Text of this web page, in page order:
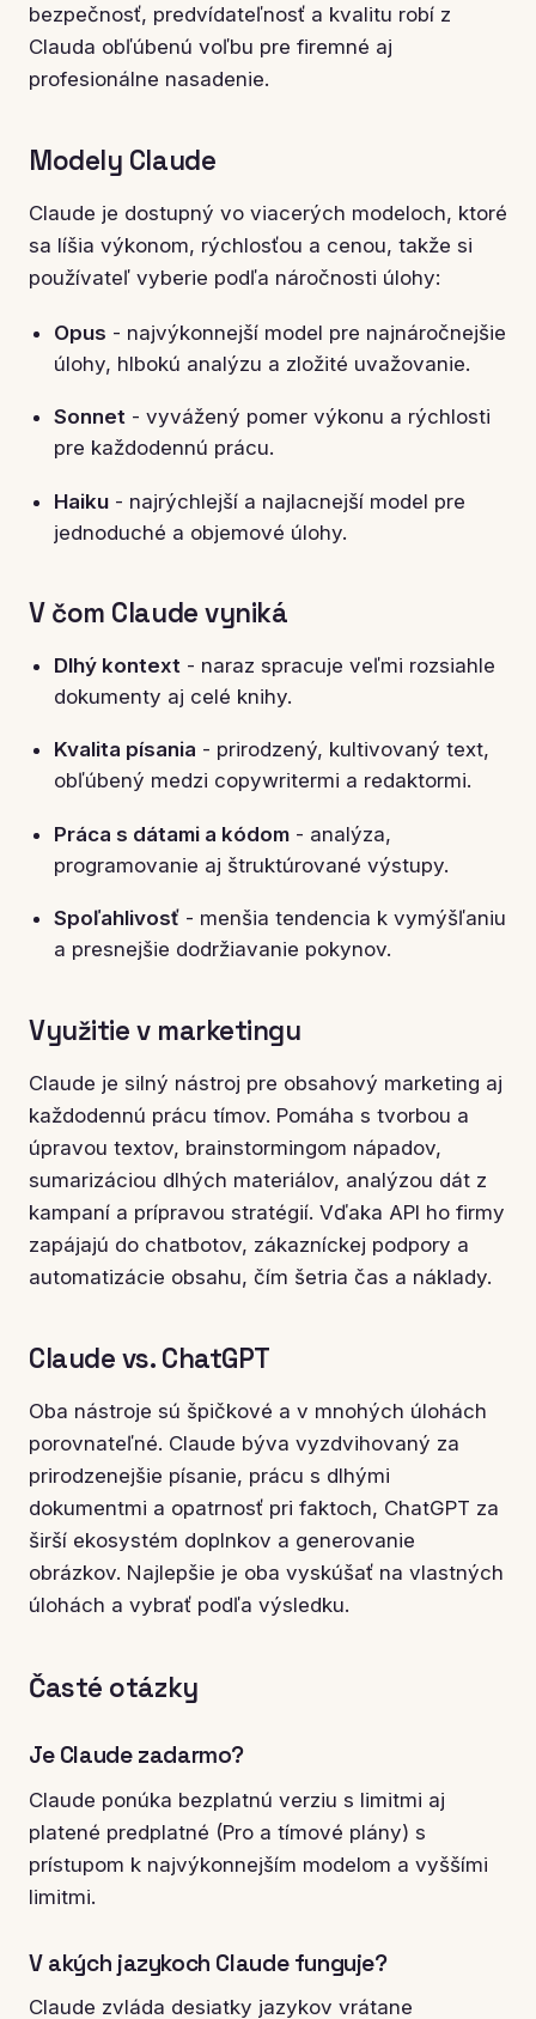
bezpečnosť, predvídateľnosť a kvalitu robí z
Clauda obľúbenú voľbu pre firemné aj
profesionálne nasadenie.
Modely Claude
Claude je dostupný vo viacerých modeloch, ktoré
sa líšia výkonom, rýchlosťou a cenou, takže si
používateľ vyberie podľa náročnosti úlohy:
Opus - najvýkonnejší model pre najnáročnejšie
úlohy, hlbokú analýzu a zložité uvažovanie.
Sonnet- vyvážený pomer výkonu a rýchlosti
pre každodennú prácu.
Haiku- najrýchlejší a najlacnejší model pre
jednoduché a objemové úlohy.
V čom Claude vyniká
Dlhý kontext- naraz spracuje veľmi rozsiahle
dokumenty aj celé knihy.
Kvalita písania - prirodzený, kultivovaný text,
obľúbený medzi copywritermi a redaktormi.
Práca s dátami a kódom- analýza,
programovanie aj štruktúrované výstupy.
Spoľahlivosť- menšia tendencia k vymýšľaniu
a presnejšie dodržiavanie pokynov.
Využitie v marketingu
Claude je silný nástroj pre obsahový marketing aj
každodennú prácu tímov. Pomáha s tvorbou a
úpravou textov, brainstormingom nápadov,
sumarizáciou dlhých materiálov, analýzou dát z
kampaní a prípravou stratégií. Vďaka API ho firmy
zapájajú do chatbotov, zákazníckej podpory a
automatizácie obsahu, čím šetria čas a náklady.
Claude vs. ChatGPT
Oba nástroje sú špičkové a v mnohých úlohách
porovnateľné. Claude býva vyzdvihovaný za
prirodzenejšie písanie, prácu s dlhými
dokumentmi a opatrnosť pri faktoch, ChatGPT za
širší ekosystém doplnkov a generovanie
obrázkov. Najlepšie je oba vyskúšať na vlastných
úlohách a vybrať podľa výsledku.
Časté otázky
Je Claude zadarmo?
Claude ponúka bezplatnú verziu s limitmi aj
platené predplatné (Pro a tímové plány) s
prístupom k najvýkonnejším modelom a vyššími
limitmi.
V akých jazykoch Claude funguje?
Claude zvláda desiatky jazykov vrátane